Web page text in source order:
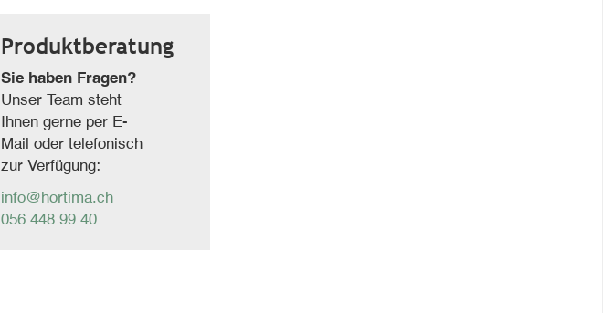
Produktberatung
Sie haben Fragen?
Unser Team steht
Ihnen gerne per E-
Mail oder telefonisch
zur Verfügung:
info@hortima.ch
056 448 99 40